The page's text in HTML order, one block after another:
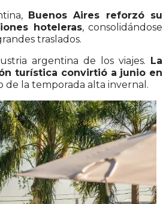
Buenos Aires reforzó su
hoteleras, consolidándose
traslados.
argentina de los viajes. La
turística convirtió a junio en
de la temporada alta invernal.